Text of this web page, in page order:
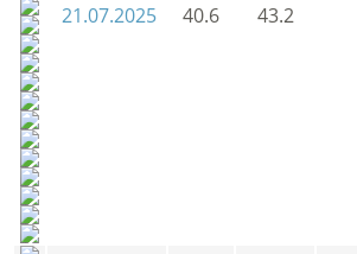
21.07.2025 40.6 43.2